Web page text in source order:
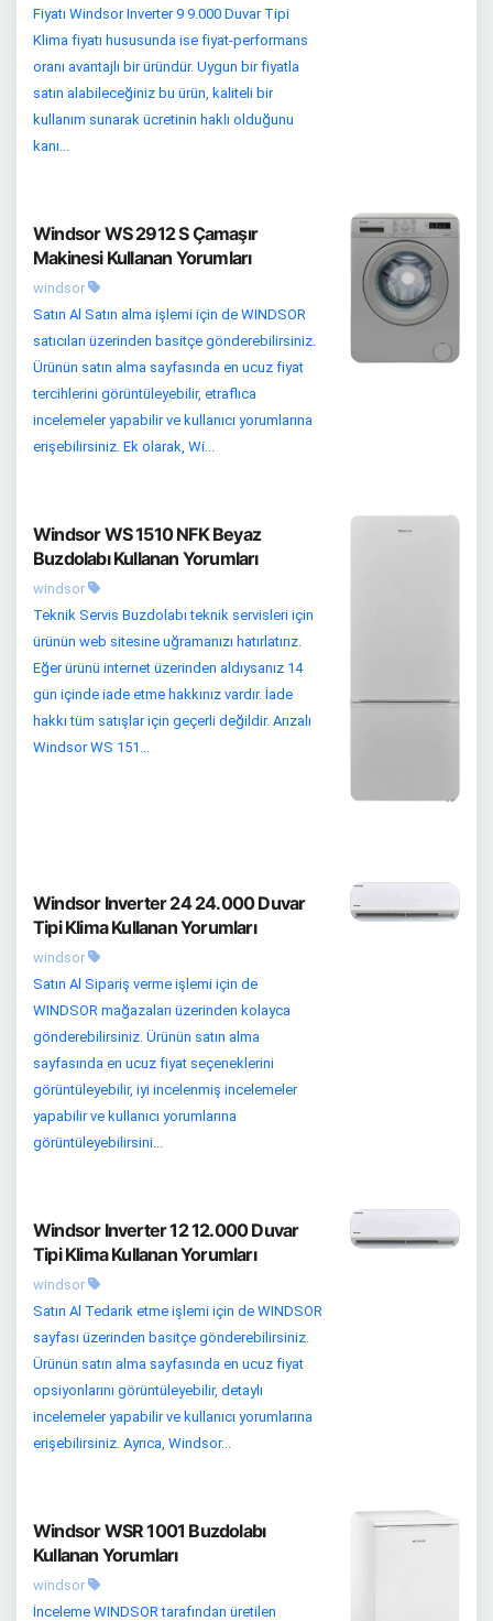
Fiyatı Windsor Inverter 9 9.000 Duvar Tipi
Klima fiyatı hususunda ise fiyat-performans
oranı avantajlı bir üründür. Uygun bir fiyatla
satın alabileceğiniz bu ürün, kaliteli bir
kullanım sunarak ücretinin haklı olduğunu
kanı...
Windsor WS 2912 S Çamaşır
Makinesi Kullanan Yorumları
windsor
Satın Al Satın alma işlemi için de WINDSOR
satıcıları üzerinden basitçe gönderebilirsiniz.
Ürünün satın alma sayfasında en ucuz fiyat
tercihlerini görüntüleyebilir, etraflıca
incelemeler yapabilir ve kullanıcı yorumlarına
erişebilirsiniz. Ek olarak, Wi...
Windsor WS 1510 NFK Beyaz
Buzdolabı Kullanan Yorumları
windsor
Teknik Servis Buzdolabı teknik servisleri için
ürünün web sitesine uğramanızı hatırlatırız.
Eğer ürünü internet üzerinden aldıysanız 14
gün içinde iade etme hakkınız vardır. İade
hakkı tüm satışlar için geçerli değildir. Arızalı
Windsor WS 151...
Windsor Inverter 24 24.000 Duvar
Tipi Klima Kullanan Yorumları
windsor
Satın Al Sipariş verme işlemi için de
WINDSOR mağazaları üzerinden kolayca
gönderebilirsiniz. Ürünün satın alma
sayfasında en ucuz fiyat seçeneklerini
görüntüleyebilir, iyi incelenmiş incelemeler
yapabilir ve kullanıcı yorumlarına
görüntüleyebilirsini...
Windsor Inverter 12 12.000 Duvar
Tipi Klima Kullanan Yorumları
windsor
Satın Al Tedarik etme işlemi için de WINDSOR
sayfası üzerinden basitçe gönderebilirsiniz.
Ürünün satın alma sayfasında en ucuz fiyat
opsiyonlarını görüntüleyebilir, detaylı
incelemeler yapabilir ve kullanıcı yorumlarına
erişebilirsiniz. Ayrıca, Windsor...
Windsor WSR 1001 Buzdolabı
Kullanan Yorumları
windsor
İnceleme WINDSOR tarafından üretilen